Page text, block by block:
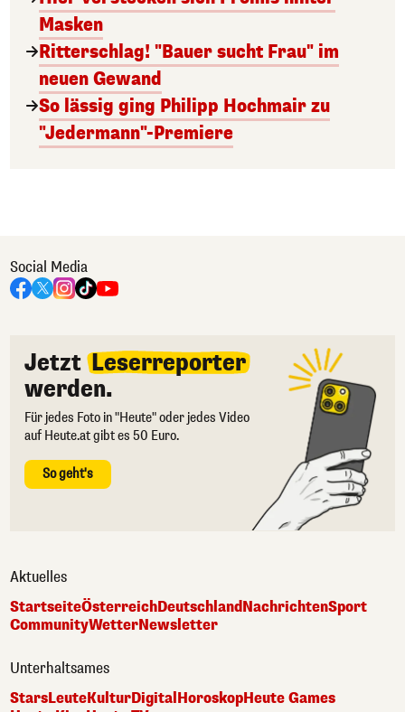
Masken
Ritterschlag! "Bauer sucht Frau" im
neuen Gewand
So lässig ging Philipp Hochmair zu
"Jedermann"-Premiere
Social Media
Jetzt Leserreporter
werden.
Für jedes Foto in "Heute" oder jedes Video
auf Heute.at gibt es 50 Euro.
So geht's
Aktuelles
StartseiteÖsterreichDeutschlandNachrichtenSport
CommunityWetterNewsletter
Unterhaltsames
StarsLeuteKulturDigital HoroskopHeute Games